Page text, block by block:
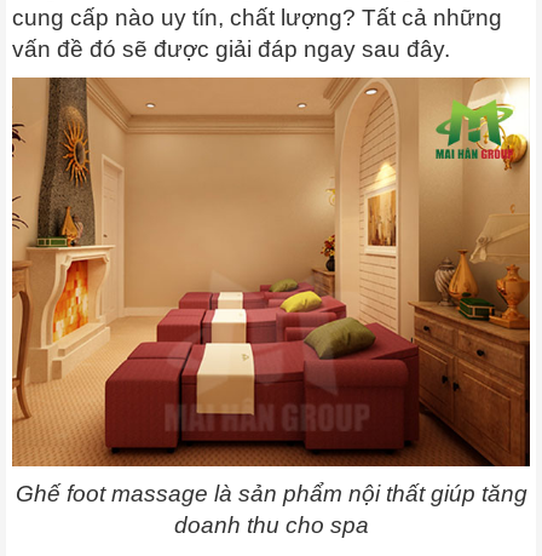
cung cấp nào uy tín, chất lượng? Tất cả những
vấn đề đó sẽ được giải đáp ngay sau đây.
Ghế foot massage là sản phẩm nội thất giúp tăng
doanh thu cho spa